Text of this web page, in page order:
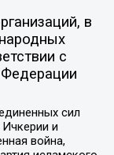
в
с
сил
и
война,